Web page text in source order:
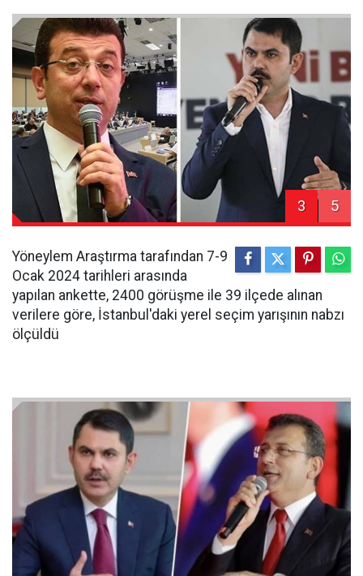
3 5
Yöneylem Araştırma tarafından 7-9
Ocak 2024 tarihleri arasında
yapılan ankette, 2400 görüşme ile 39 ilçede alınan
verilere göre, İstanbul'daki yerel seçim yarışının nabzı
ölçüldü